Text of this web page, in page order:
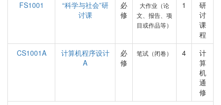
FS1001
“科学与社会”研
讨课
必
修
大作业（论
文、报告、项
目或作品等）
1
研
讨
课
程
CS1001A
计算机程序设计
A
必
修
笔试（闭卷） 4
计
算
机
通
修